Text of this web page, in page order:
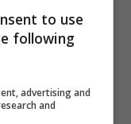
to use
following
advertising and
and